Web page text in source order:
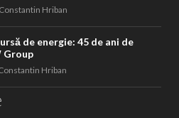
Hriban
de energie: 45 de ani de
Group
Hriban